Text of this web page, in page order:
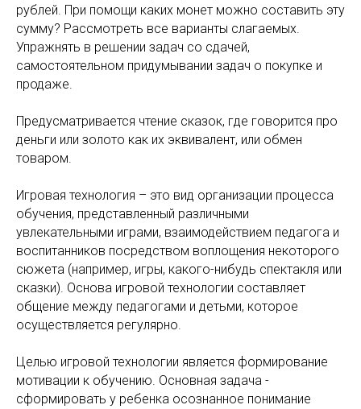
рублей. При помощи каких монет можно составить эту
сумму? Рассмотреть все варианты слагаемых.
Упражнять в решении задач со сдачей,
самостоятельном придумывании задач о покупке и
продаже.
Предусматривается чтение сказок, где говорится про
деньги или золото как их эквивалент, или обмен
товаром.
Игровая технология – это вид организации процесса
обучения, представленный различными
увлекательными играми, взаимодействием педагога и
воспитанников посредством воплощения некоторого
сюжета (например, игры, какого-нибудь спектакля или
сказки). Основа игровой технологии составляет
общение между педагогами и детьми, которое
осуществляется регулярно.
Целью игровой технологии является формирование
мотивации к обучению. Основная задача -
сформировать у ребенка осознанное понимание